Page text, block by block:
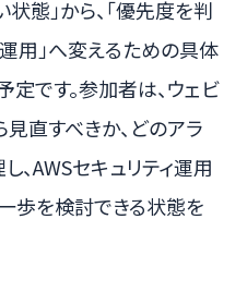
態」から、「優先度を判
用」へ変えるための具体
です。参加者は、ウェビ
直すべきか、どのアラ
、AWSセキュリティ運用
歩を検討できる状態を